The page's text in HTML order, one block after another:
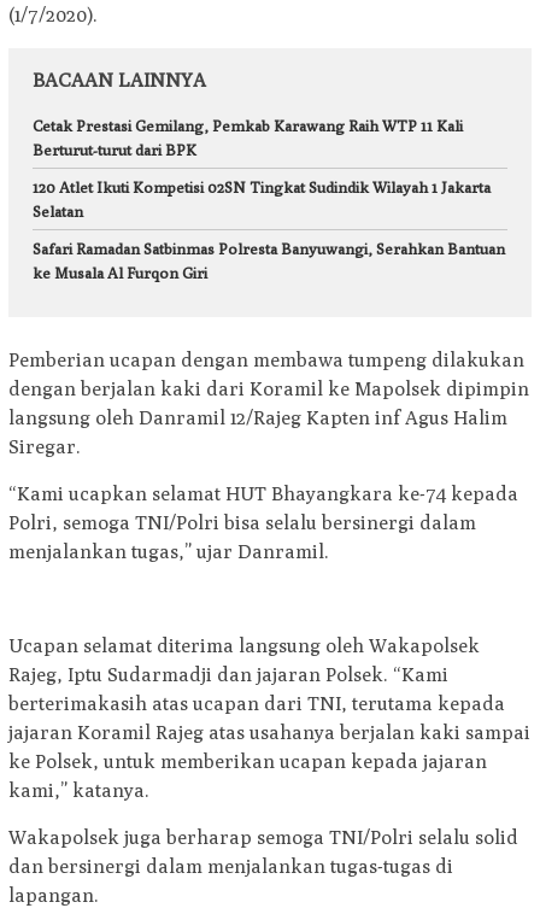
(1/7/2020).
BACAAN LAINNYA
Cetak Prestasi Gemilang, Pemkab Karawang Raih WTP 11 Kali
Berturut-turut dari BPK
120 Atlet Ikuti Kompetisi 02SN Tingkat Sudindik Wilayah 1 Jakarta
Selatan
Safari Ramadan Satbinmas Polresta Banyuwangi, Serahkan Bantuan
ke Musala Al Furqon Giri
Pemberian ucapan dengan membawa tumpeng dilakukan
dengan berjalan kaki dari Koramil ke Mapolsek dipimpin
langsung oleh Danramil 12/Rajeg Kapten inf Agus Halim
Siregar.
“Kami ucapkan selamat HUT Bhayangkara ke-74 kepada
Polri, semoga TNI/Polri bisa selalu bersinergi dalam
menjalankan tugas,” ujar Danramil.
Ucapan selamat diterima langsung oleh Wakapolsek
Rajeg, Iptu Sudarmadji dan jajaran Polsek. “Kami
berterimakasih atas ucapan dari TNI, terutama kepada
jajaran Koramil Rajeg atas usahanya berjalan kaki sampai
ke Polsek, untuk memberikan ucapan kepada jajaran
kami,” katanya.
Wakapolsek juga berharap semoga TNI/Polri selalu solid
dan bersinergi dalam menjalankan tugas-tugas di
lapangan.